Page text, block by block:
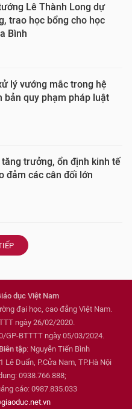
Lê Thành Long dự
trao học bổng cho học
Bình
lý vướng mắc trong hệ
bản quy phạm pháp luật
trưởng, ổn định kinh tế
đảm các cân đối lớn
dục Việt Nam
đại học, cao đẳng Việt Nam.
ngày 26/02/2020.
GP-BTTTT ngày 05/03/2024.
tập: Nguyễn Tiến Bình
Lê Duẩn, P.Cửa Nam, TP.Hà Nội
0938.766.888;
cáo: 0987.835.033